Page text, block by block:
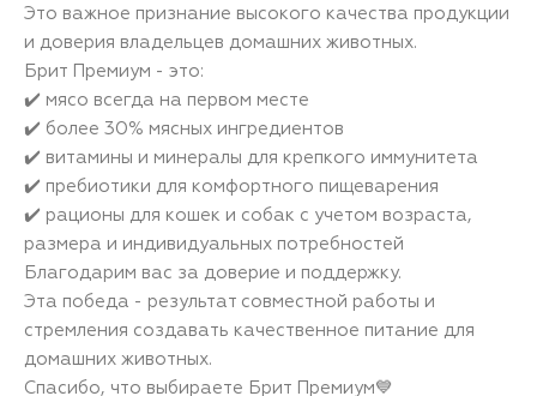
Это важное признание высокого качества продукции
и доверия владельцев домашних животных.
Брит Премиум - это:
✔️ мясо всегда на первом месте
✔️ более 30% мясных ингредиентов
✔️ витамины и минералы для крепкого иммунитета
✔️ пребиотики для комфортного пищеварения
✔️ рационы для кошек и собак с учетом возраста,
размера и индивидуальных потребностей
Благодарим вас за доверие и поддержку.
Эта победа - результат совместной работы и
стремления создавать качественное питание для
домашних животных.
Спасибо, что выбираете Брит Премиум💙